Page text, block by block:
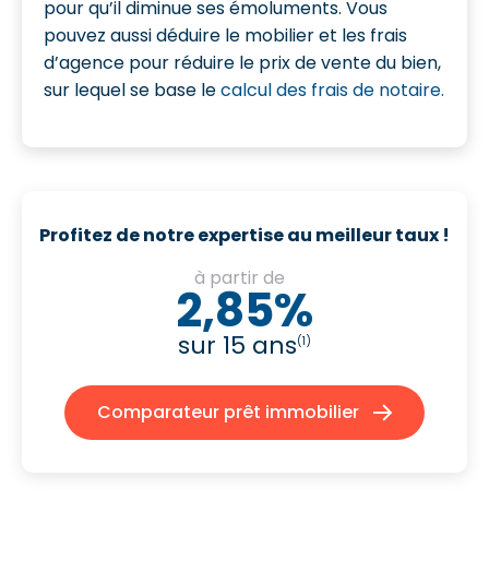
pour qu’il diminue ses émoluments. Vous
pouvez aussi déduire le mobilier et les frais
d’agence pour réduire le prix de vente du bien,
sur lequel se base lecalcul des frais de notaire.
Profitez de notre expertise au meilleur taux !
à partir de
2,85%
sur 15 ans(1)
Comparateur prêt immobilier